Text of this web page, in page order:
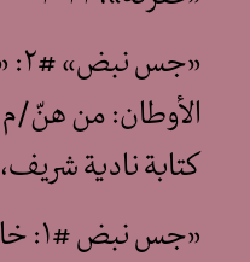
الأوطان: من هنّ/م
كتابة نادية شريف، ٢٠٢١
«جس